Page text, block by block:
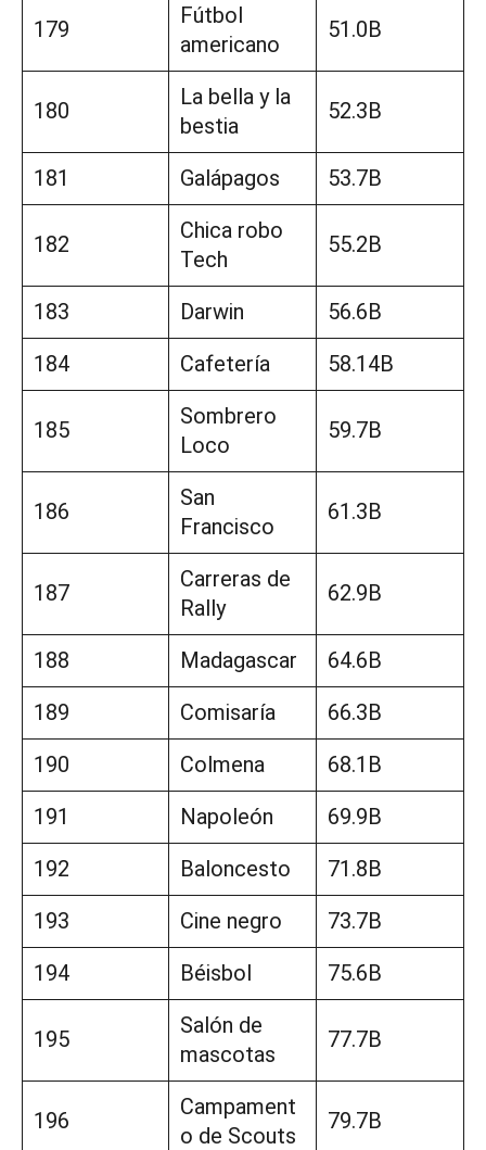
179
Fútbol
americano
51.0B
180
La bella y la
bestia
52.3B
181 Galápagos 53.7B
182
Chica robo
Tech
55.2B
183 Darwin
56.6B
184
Cafetería 58.14B
185
Sombrero
Loco
59.7B
186
San
Francisco
61.3B
187
Carreras de
Rally
62.9B
188 Madagascar
64.6B
189
Comisaría
66.3B
190
Colmena
68.1B
191
Napoleón
69.9B
192
Baloncesto
71.8B
193
Cine negro
73.7B
194
Béisbol 75.6B
195
Salón de
mascotas
77.7B
196
Campament
o de Scouts
79.7B